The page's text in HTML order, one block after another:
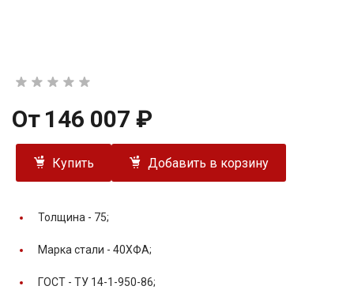
От 146 007 ₽
Купить Добавить в корзину
Толщина - 75;
Марка стали - 40ХФА;
ГОСТ - ТУ 14-1-950-86;